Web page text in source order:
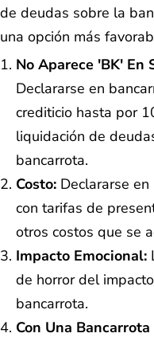
de deudas sobre la
una opción más
No Aparece 'BK' En
Declararse en
crediticio hasta por
liquidación de
bancarrota.
Costo: Declararse
con tarifas de
otros costos que se
Impacto Emocional:
de horror del
bancarrota.
Con Una